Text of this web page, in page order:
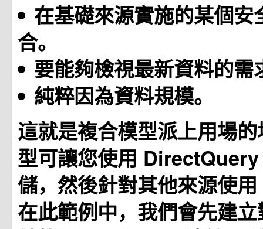
在基礎來源實施的某個安
合。
要能夠檢視最新資料的需
純粹因為資料規模。
這就是複合模型派上用場
型可讓您使用
儲，然後針對其他來源使
在此範例中，我們會先建